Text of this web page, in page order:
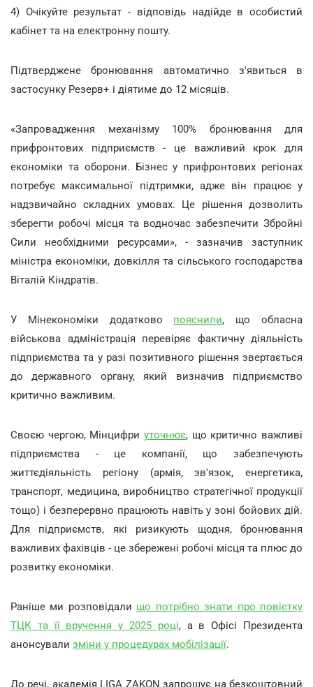
4) Очікуйте результат - відповідь надійде в особистий
кабінет та на електронну пошту.
Підтверджене бронювання автоматично з'явиться в
застосунку Резерв+ і діятиме до 12 місяців.
«Запровадження механізму 100% бронювання для
прифронтових підприємств - це важливий крок для
економіки та оборони. Бізнес у прифронтових регіонах
потребує максимальної підтримки, адже він працює у
надзвичайно складних умовах. Це рішення дозволить
зберегти робочі місця та водночас забезпечити Збройні
Сили необхідними ресурсами», - зазначив заступник
міністра економіки, довкілля та сільського господарства
Віталій Кіндратів.
У Мінекономіки додатково пояснили, що обласна
військова адміністрація перевіряє фактичну діяльність
підприємства та у разі позитивного рішення звертається
до державного органу, який визначив підприємство
критично важливим.
Своєю чергою, Мінцифри уточнює, що критично важливі
підприємства - це компанії, що забезпечують
життєдіяльність регіону (армія, зв'язок, енергетика,
транспорт, медицина, виробництво стратегічної продукції
тощо) і безперервно працюють навіть у зоні бойових дій.
Для підприємств, які ризикують щодня, бронювання
важливих фахівців - це збережені робочі місця та плюс до
розвитку економіки.
Раніше ми розповідали що потрібно знати про повістку
ТЦК та її вручення у 2025 році, а в Офісі Президента
анонсували зміни у процедурах мобілізації.
До речі, академія LIGA ZAKON запрошує на безкоштовний